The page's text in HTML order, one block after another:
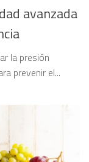
avanzada
la presión
prevenir el...